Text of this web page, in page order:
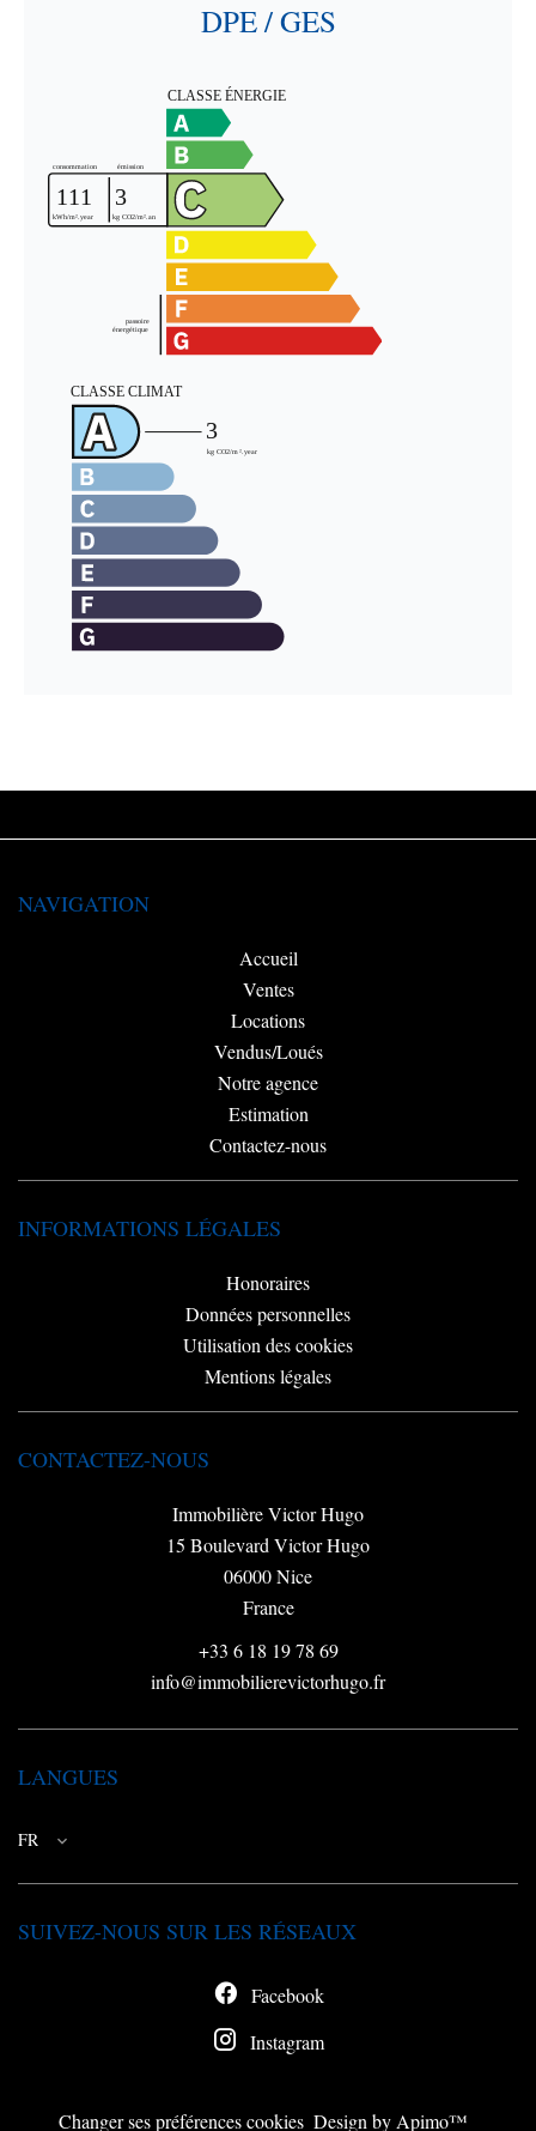
DPE / GES
NAVIGATION
Accueil
Ventes
Locations
Vendus/Loués
Notre agence
Estimation
Contactez-nous
INFORMATIONS LÉGALES
Honoraires
Données personnelles
Utilisation des cookies
Mentions légales
CONTACTEZ-NOUS
Immobilière Victor Hugo
15 Boulevard Victor Hugo
06000Nice
France
+33 6 18 19 78 69
info@immobilierevictorhugo.fr
LANGUES
FR
SUIVEZ-NOUS SUR LES RÉSEAUX
Facebook
Instagram
Changer ses préférences cookies Design by Apimo™